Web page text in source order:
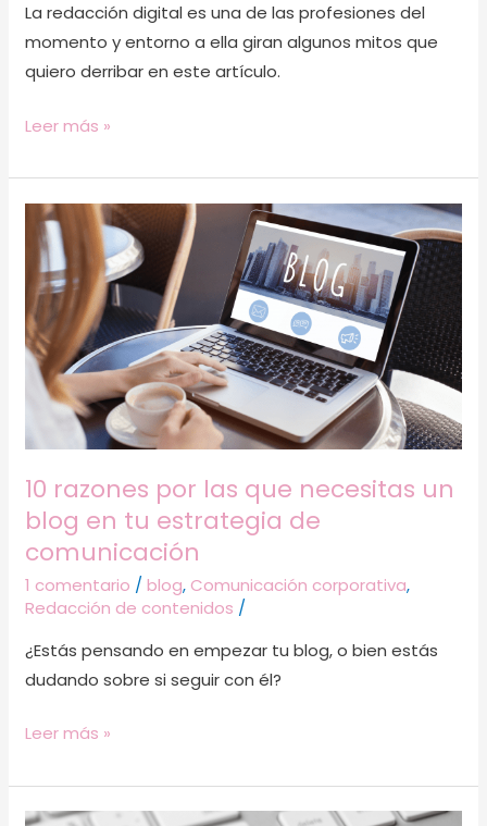
La redacción digital es una de las profesiones del
momento y entorno a ella giran algunos mitos que
quiero derribar en este artículo.
redacción
digital
Leer más »
10 razones por las que necesitas un
blog en tu estrategia de
comunicación
1 comentario /blog, Comunicación corporativa,
Redacción de contenidos /
¿Estás pensando en empezar tu blog, o bien estás
dudando sobre si seguir con él?
razones
por
las
que
necesitas
un
en
tu
estrategia
Leer más »